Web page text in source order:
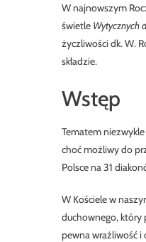
W najnowszym
świetle Wytycznych
życzliwości dk. W.
składzie.
Wstęp
Tematem
choć możliwy do
Polsce na 31
W Kościele w
duchownego, który
pewna wrażliwość